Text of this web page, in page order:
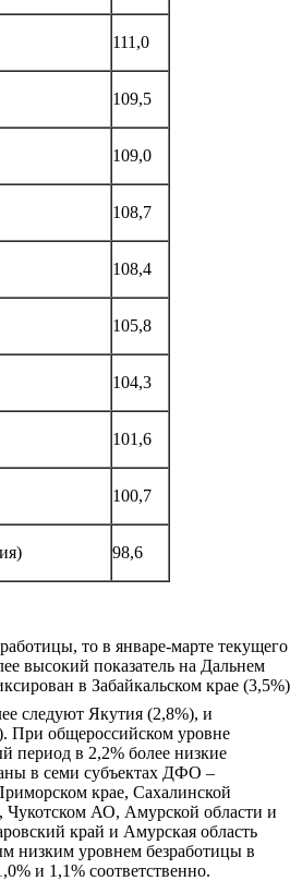
111,0
109,5
109,0
108,7
108,4
105,8
104,3
101,6
100,7
98,6
то в январе-марте текущего
высокий показатель на Дальнем
в Забайкальском крае (3,5%)
следуют Якутия (2,8%), и
При общероссийском уровне
период в 2,2% более низкие
в семи субъектах ДФО –
крае, Сахалинской
Чукотском АО, Амурской области и
край и Амурская область
низким уровнем безработицы в
и 1,1% соответственно.